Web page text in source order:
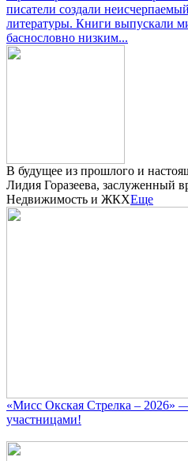
писатели создали
литературы. Книги выпускали
баснословно низким...
В будущее из прошлого и
Лидия Горазеева, заслуженный
Недвижимость и ЖКХЕще
«Мисс Окская Стрелка – 2026» —
участницами!